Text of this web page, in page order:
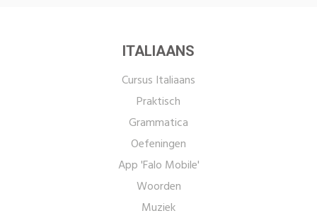
ITALIAANS
Cursus Italiaans
Praktisch
Grammatica
Oefeningen
App 'Falo Mobile'
Woorden
Muziek